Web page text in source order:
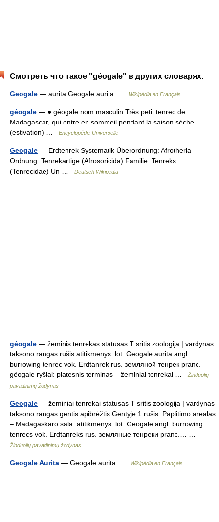
Смотреть что такое "géogale" в других словарях:
Geogale — aurita Geogale aurita … Wikipédia en Français
géogale — ● géogale nom masculin Très petit tenrec de
Madagascar, qui entre en sommeil pendant la saison sèche
(estivation) …
Encyclopédie Universelle
Geogale — Erdtenrek Systematik Überordnung: Afrotheria
Ordnung: Tenrekartige (Afrosoricida) Familie: Tenreks
(Tenrecidae) Un …
Deutsch Wikipedia
géogale — žeminis tenrekas statusas T sritis zoologija | vardynas
taksono rangas rūšis atitikmenys: lot. Geogale aurita angl.
burrowing tenrec vok. Erdtanrek rus. земляной тенрек pranc.
géogale ryšiai: platesnis terminas – žeminiai tenrekai …
Žinduolių
pavadinimų žodynas
Geogale — žeminiai tenrekai statusas T sritis zoologija | vardynas
taksono rangas gentis apibrėžtis Gentyje 1 rūšis. Paplitimo arealas
– Madagaskaro sala. atitikmenys: lot. Geogale angl. burrowing
tenrecs vok. Erdtanreks rus. земляные тенреки pranc.… …
Žinduolių pavadinimų žodynas
Geogale Aurita — Geogale aurita … Wikipédia en Français